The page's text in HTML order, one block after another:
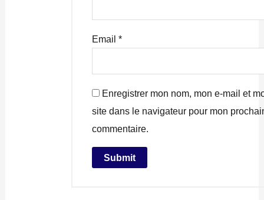
Email*
Enregistrer mon nom, mon e-mail et
site dans le navigateur pour mon
commentaire.